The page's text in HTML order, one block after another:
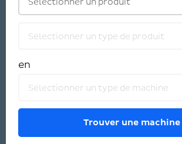
Sélectionner un produit
Sélectionner un type de produit
en
Sélectionner un type de machine
Trouver une machine